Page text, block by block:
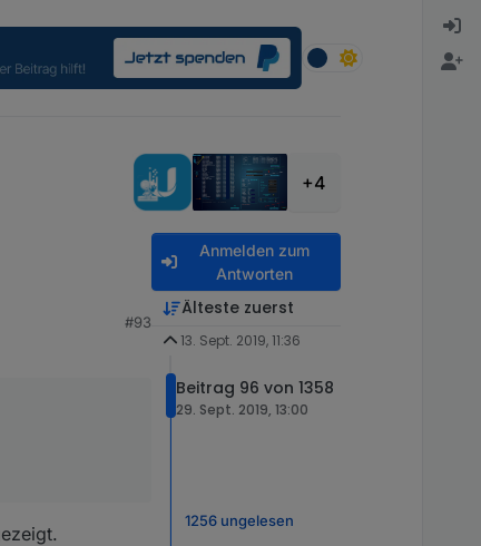
+4
#93
Anmelden zum
Antworten
Älteste zuerst
13. Sept. 2019, 11:36
Beitrag 96 von 1358
29. Sept. 2019, 13:00
1256 ungelesen